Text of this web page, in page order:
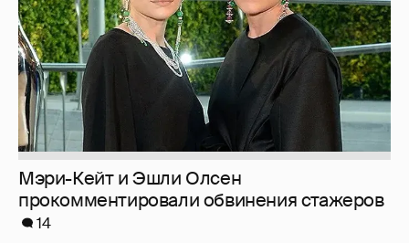
Мэри-Кейт и Эшли Олсен
прокомментировали обвинения стажеров
14